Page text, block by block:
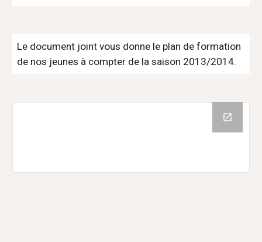
Le document joint vous donne le plan de formation
de nos jeunes à compter de la saison 2013/2014.